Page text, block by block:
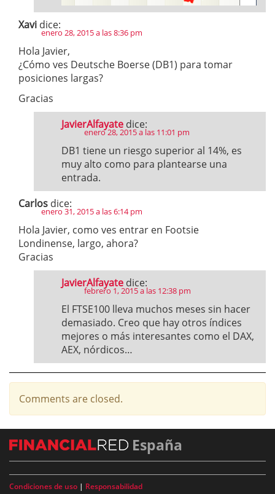
Xavi dice:
enero 28, 2015 a las 8:36 pm
Hola Javier,
¿Cómo ves Deutsche Boerse (DB1) para tomar
posiciones largas?
Gracias
JavierAlfayate dice:
enero 28, 2015 a las 11:01 pm
DB1 tiene un riesgo superior al 14%, es
muy alto como para plantearse una
entrada.
Carlos dice:
enero 31, 2015 a las 6:14 pm
Hola Javier, como ves entrar en Footsie
Londinense, largo, ahora?
Gracias
JavierAlfayate dice:
febrero 1, 2015 a las 12:38 pm
El FTSE100 lleva muchos meses sin hacer
demasiado. Creo que hay otros índices
mejores o más interesantes como el DAX,
AEX, nórdicos…
Comments are closed.
España
Condiciones de uso | Responsabilidad